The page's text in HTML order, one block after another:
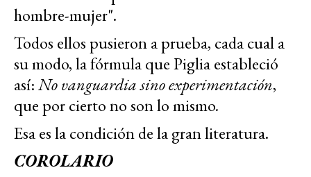
hombre-mujer".
Todos ellos pusieron a prueba, cada cual a
su modo, la fórmula que Piglia estableció
así:No vanguardia sino experimentación,
que por cierto no son lo mismo.
Esa es la condición de la gran literatura.
COROLARIO